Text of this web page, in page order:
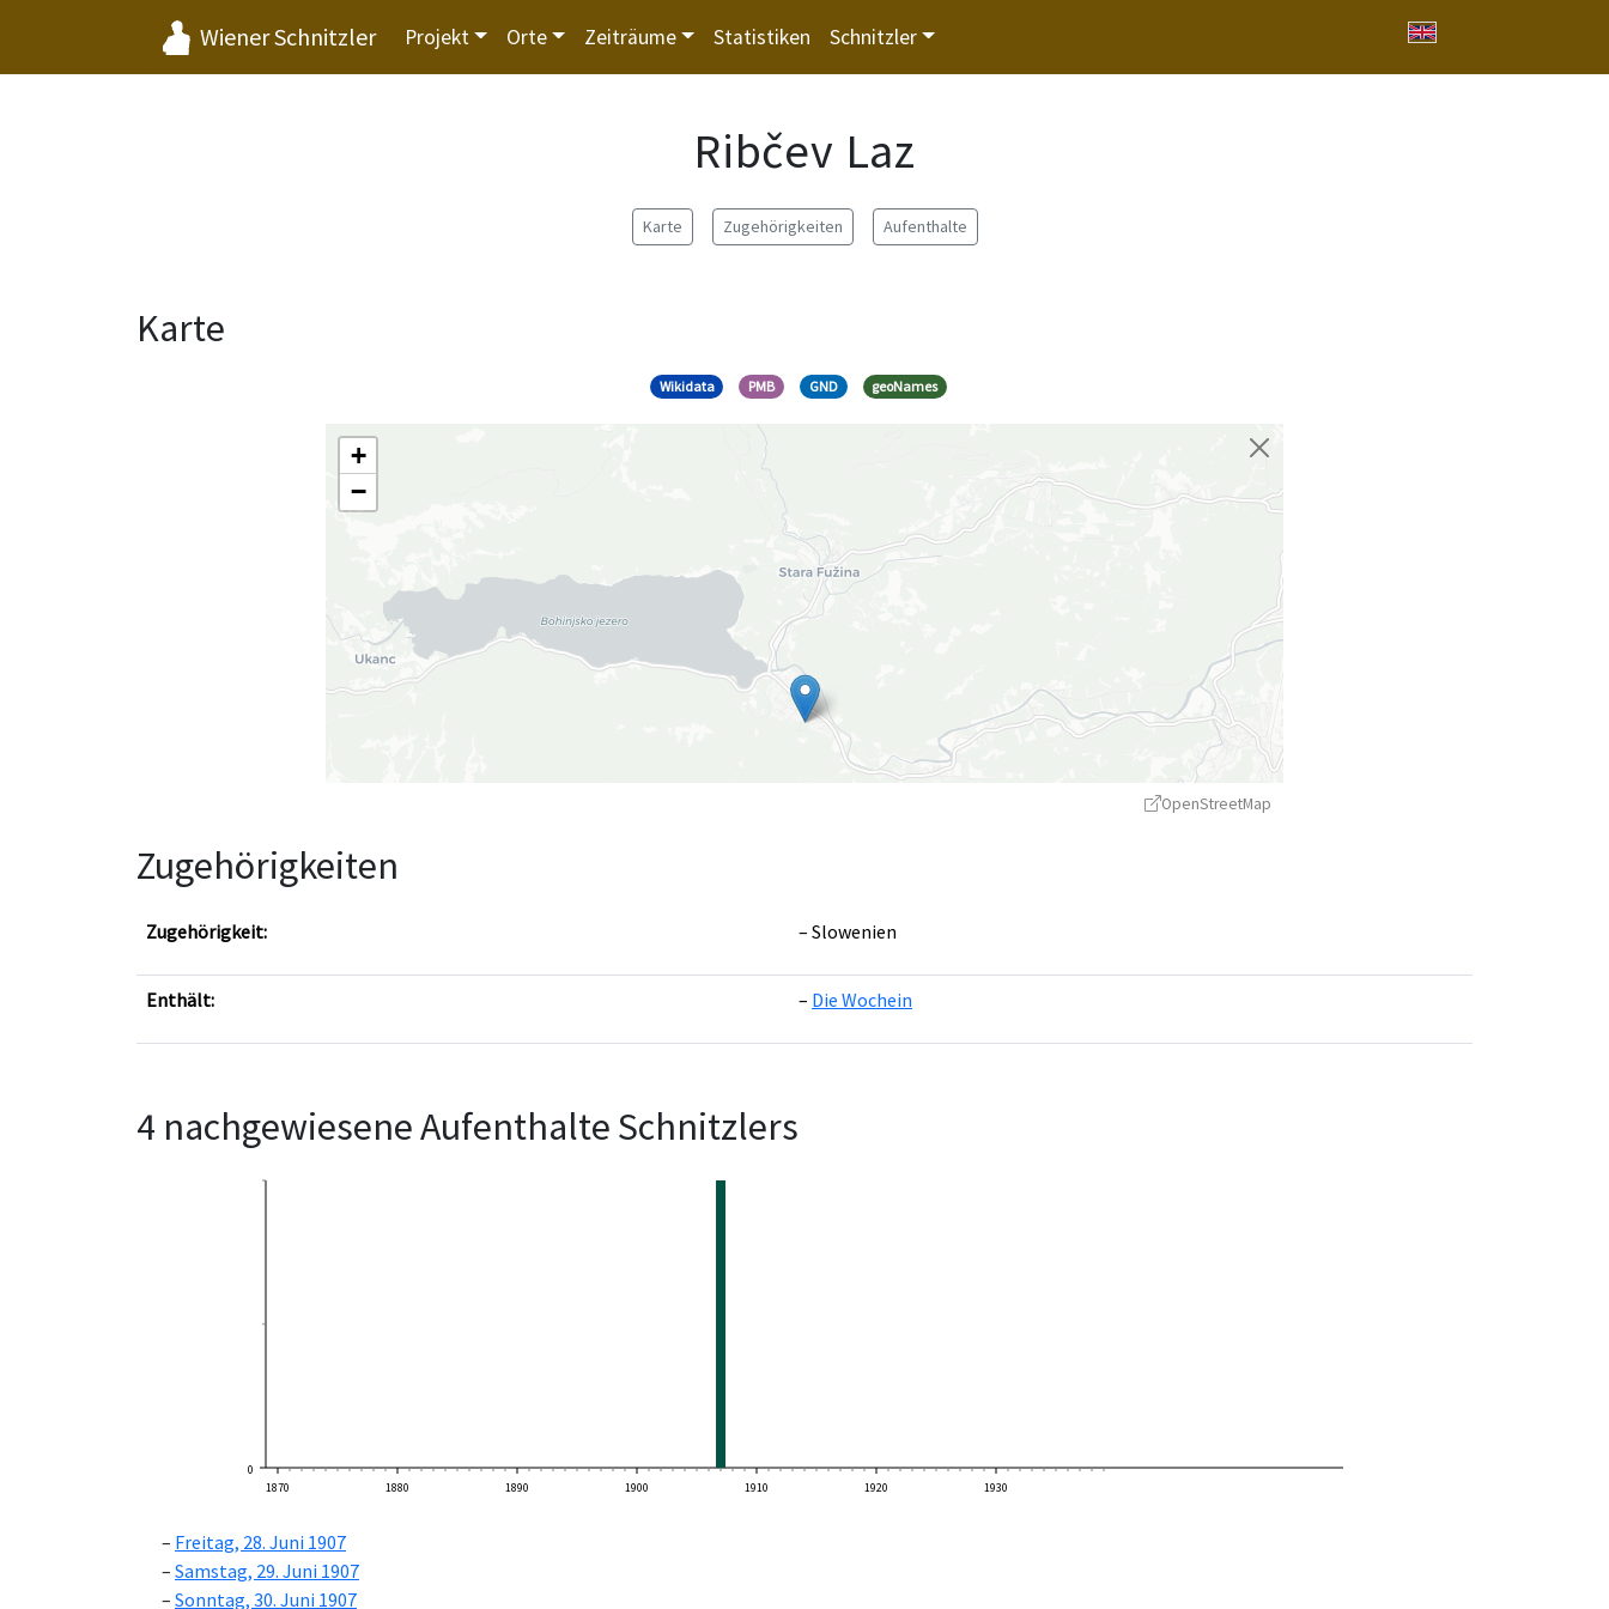
Wiener Schnitzler Projekt Orte Zeiträume Statistiken Schnitzler
Ribčev Laz
Karte Zugehörigkeiten Aufenthalte
Karte
Wikidata PMB GND geoNames
+
−
OpenStreetMap
Zugehörigkeiten
Zugehörigkeit: Slowenien
Enthält: Die Wochein
4 nachgewiesene Aufenthalte Schnitzlers
0
1870
1880 1890 1900 1910 1920 1930
Freitag, 28. Juni 1907
Samstag, 29. Juni 1907
Sonntag, 30. Juni 1907